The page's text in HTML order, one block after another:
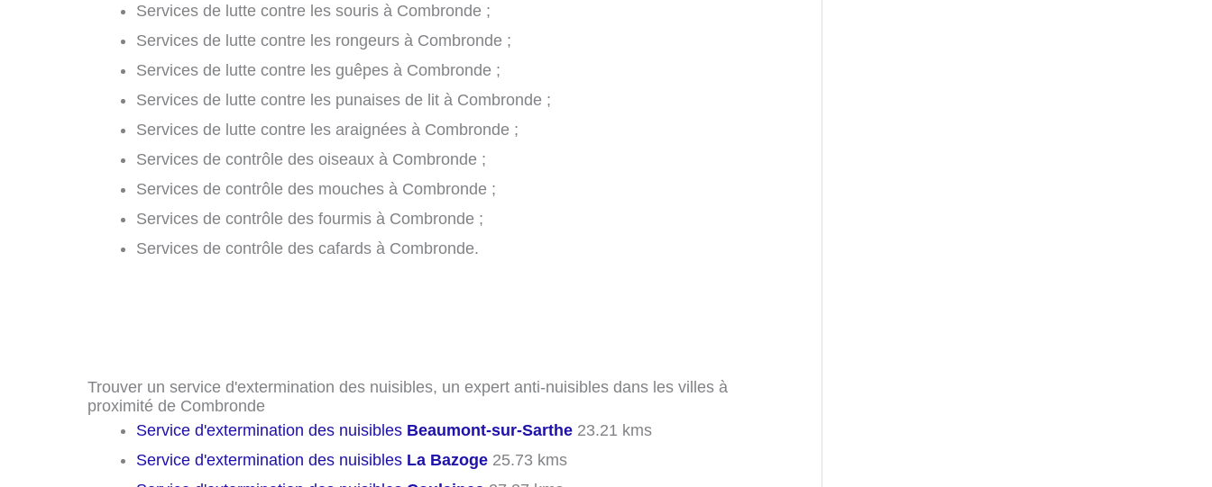
Services de lutte contre les souris à Combronde ;
Services de lutte contre les rongeurs à Combronde ;
Services de lutte contre les guêpes à Combronde ;
Services de lutte contre les punaises de lit à Combronde ;
Services de lutte contre les araignées à Combronde ;
Services de contrôle des oiseaux à Combronde ;
Services de contrôle des mouches à Combronde ;
Services de contrôle des fourmis à Combronde ;
Services de contrôle des cafards à Combronde.
Trouver un service d'extermination des nuisibles, un expert anti-nuisibles dans les villes à
proximité de Combronde
Service d'extermination des nuisibles Beaumont-sur-Sarthe 23.21 kms
Service d'extermination des nuisibles La Bazoge 25.73 kms